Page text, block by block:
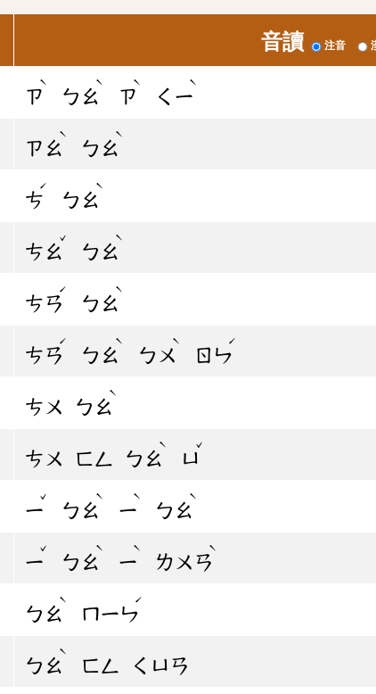
音讀 注音
ㄗ
ˋ
ㄅㄠ
ˋ
ㄗ
ˋ
ㄑㄧ
ˋ
ㄗㄠ
ˋ
ㄅㄠ
ˋ
ㄘ
ˊ
ㄅㄠ
ˋ
ㄘㄠ
ˇ
ㄅㄠ
ˋ
ㄘㄢ
ˊ
ㄅㄠ
ˋ
ㄘㄢ
ˊ
ㄅㄠ
ˋ
ㄅㄨ
ˋ
ㄖㄣ
ˊ
ㄘㄨ ㄅㄠ
ˋ
ㄘㄨ ㄈㄥ ㄅㄠ
ˋ
ㄩ
ˇ
ㄧ
ˇ
ㄅㄠ
ˋ
ㄧ
ˋ
ㄅㄠ
ˋ
ㄧ
ˇ
ㄅㄠ
ˋ
ㄧ
ˋ
ㄌㄨㄢ
ˋ
ㄅㄠ
ˋ
ㄇㄧㄣ
ˊ
ㄅㄠ
ˋ
ㄈㄥ ㄑㄩㄢ